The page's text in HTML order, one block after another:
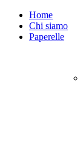
Home
Chi siamo
Paperelle